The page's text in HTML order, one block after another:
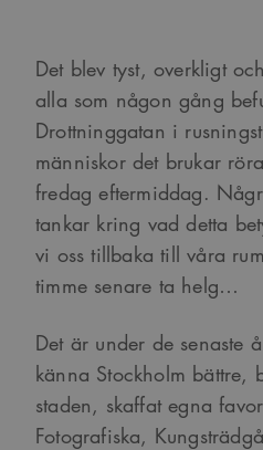
Det blev tyst, overkligt
alla som någon gång
Drottninggatan i
människor det brukar
fredag eftermiddag.
tankar kring vad detta
vi oss tillbaka till våra
timme senare ta helg…
Det är under de senaste
känna Stockholm bättre,
staden, skaffat egna
Fotografiska,